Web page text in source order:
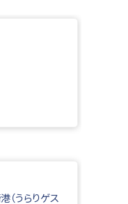
（うらりゲス